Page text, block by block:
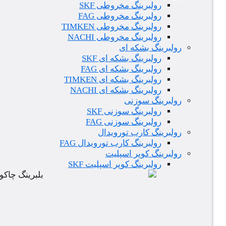
رولبرینگ مخروطی SKF
رولبرینگ مخروطی FAG
رولبرینگ مخروطی TIMKEN
رولبرینگ مخروطی NACHI
رولبرینگ بشکه ای
رولبرینگ بشکه ای SKF
رولبرینگ بشکه ای FAG
رولبرینگ بشکه ای TIMKEN
رولبرینگ بشکه ای NACHI
رولبرینگ سوزنی
رولبرینگ سوزنی SKF
رولبرینگ سوزنی FAG
رولبرینگ کارب تورویدال
رولبرینگ کارب تورویدال FAG
رولبرینگ کوپر اسپلیت
رولبرینگ کوپر اسپلیت SKF